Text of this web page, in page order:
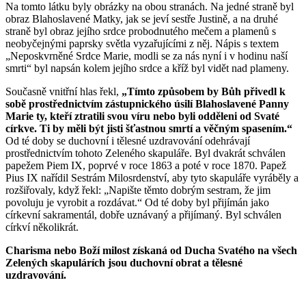
Na tomto látku byly obrázky na obou stranách. Na jedné straně byl
obraz Blahoslavené Matky, jak se jeví sestře Justině, a na druhé
straně byl obraz jejího srdce probodnutého mečem a plamenů s
neobyčejnými paprsky světla vyzařujícími z něj. Nápis s textem
„Neposkvrněné Srdce Marie, modli se za nás nyní i v hodinu naší
smrti“ byl napsán kolem jejího srdce a kříž byl vidět nad plameny.
Současně vnitřní hlas řekl, „Tímto způsobem by Bůh přivedl k
sobě prostřednictvím zástupnického úsilí Blahoslavené Panny
Marie ty, kteří ztratili svou víru nebo byli odděleni od Svaté
církve. Ti by měli být jisti šťastnou smrtí a věčným spasením.“
Od té doby se duchovní i tělesné uzdravování odehrávají
prostřednictvím tohoto Zeleného skapuláře. Byl dvakrát schválen
papežem Piem IX, poprvé v roce 1863 a poté v roce 1870. Papež
Pius IX nařídil Sestrám Milosrdenství, aby tyto skapuláře vyráběly a
rozšiřovaly, když řekl: „Napište těmto dobrým sestram, že jim
povoluju je vyrobit a rozdávat.“ Od té doby byl přijímán jako
církevní sakramentál, dobře uznávaný a přijímaný. Byl schválen
církví několikrát.
Charisma nebo Boží milost získaná od Ducha Svatého na všech
Zelených skapulárích jsou duchovní obrat a tělesné
uzdravování.